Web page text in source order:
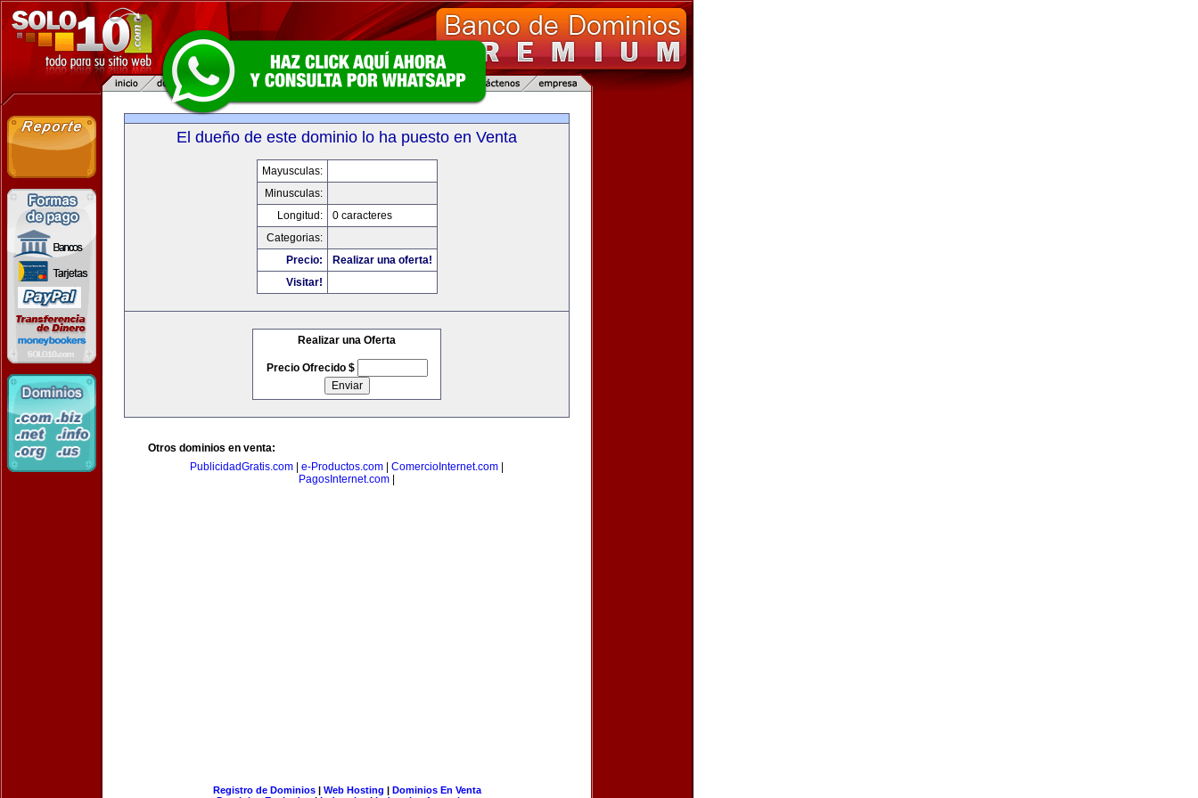
El dueño de este dominio lo ha puesto en Venta
Mayusculas:
Minusculas:
Longitud:
0 caracteres
Categorias:
Precio:
Realizar una oferta!
Visitar!
Realizar una Oferta
Precio Ofrecido $
Otros dominios en venta:
PublicidadGratis.com
e-Productos.com ComercioInternet.com
PagosInternet.com
Registro de Dominios| Web Hosting | Dominios En Venta